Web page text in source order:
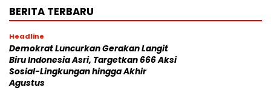
BERITA TERBARU
Headline
Demokrat Luncurkan Gerakan Langit
Biru Indonesia Asri, Targetkan 666 Aksi
Sosial-Lingkungan hingga Akhir
Agustus